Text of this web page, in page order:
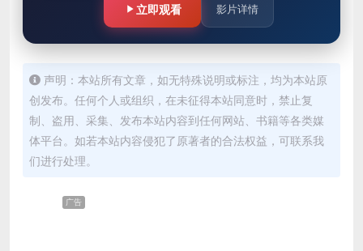
立即观看 影片详情
声明：本站所有文章，如无特殊说明或标注，均为本站原
创发布。任何个人或组织，在未征得本站同意时，禁止复
制、盗用、采集、发布本站内容到任何网站、书籍等各类媒
体平台。如若本站内容侵犯了原著者的合法权益，可联系我
们进行处理。
广告